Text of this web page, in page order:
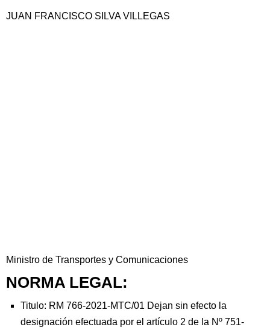
JUAN FRANCISCO SILVA VILLEGAS
Ministro de Transportes y Comunicaciones
NORMA LEGAL:
Titulo: RM 766-2021-MTC/01 Dejan sin efecto la
designación efectuada por el artículo 2 de la Nº 751-